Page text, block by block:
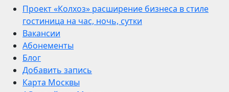
Проект «Колхоз» расширение бизнеса в стиле
гостиница на час, ночь, сутки
Вакансии
Абонементы
Блог
Добавить запись
Карта Москвы